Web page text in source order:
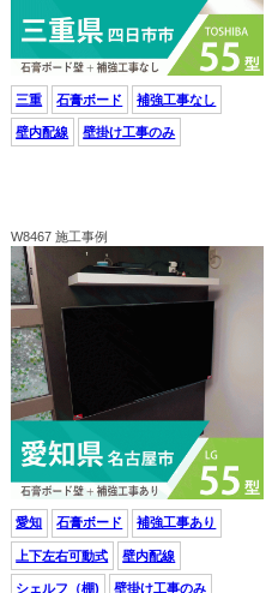
三重 石膏ボード 補強工事なし
壁内配線 壁掛け工事のみ
W8467 施工事例
愛知 石膏ボード 補強工事あり
上下左右可動式 壁内配線
シェルフ（棚) 壁掛け工事のみ